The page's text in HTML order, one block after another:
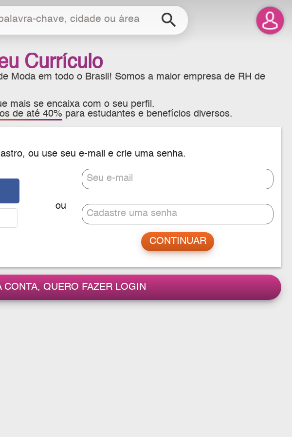
search
Currículo
Moda em todo o Brasil! Somos a maior empresa de RH de
mais se encaixa com o seu perfil.
de até 40% para estudantes e benefícios diversos.
ou use seu e-mail e crie uma senha.
Seu e-mail
Cadastre uma senha
CONTA, QUERO FAZER LOGIN